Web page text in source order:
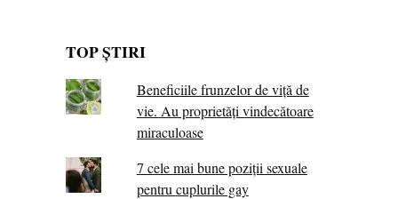
TOP ȘTIRI
Beneficiile frunzelor de viță de
vie. Au proprietăţi vindecătoare
miraculoase
7 cele mai bune poziții sexuale
pentru cuplurile gay